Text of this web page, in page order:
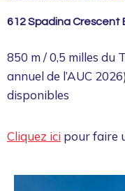
612 Spadina Crescent
850 m / 0,5 milles du
annuel de l’AUC
disponibles
Cliquez ici pour faire